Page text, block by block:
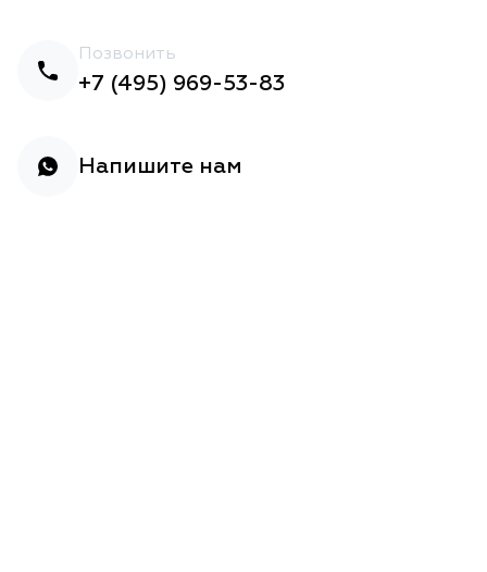
Позвонить
+7 (495) 969-53-83
Напишите нам